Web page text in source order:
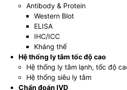
Antibody & Protein
Western Blot
ELISA
IHC/ICC
Kháng thể
Hệ thống ly tâm tốc độ cao
Hệ thống ly tâm lạnh, tốc độ
Hệ thống siêu ly tâm
Chẩn đoán IVD